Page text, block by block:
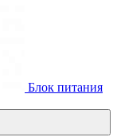
Блок питания